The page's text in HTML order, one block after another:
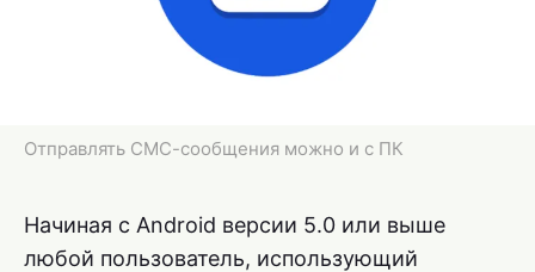
Отправлять СМС-сообщения можно и с ПК
Начиная с Android версии 5.0 или выше
любой пользователь, использующий